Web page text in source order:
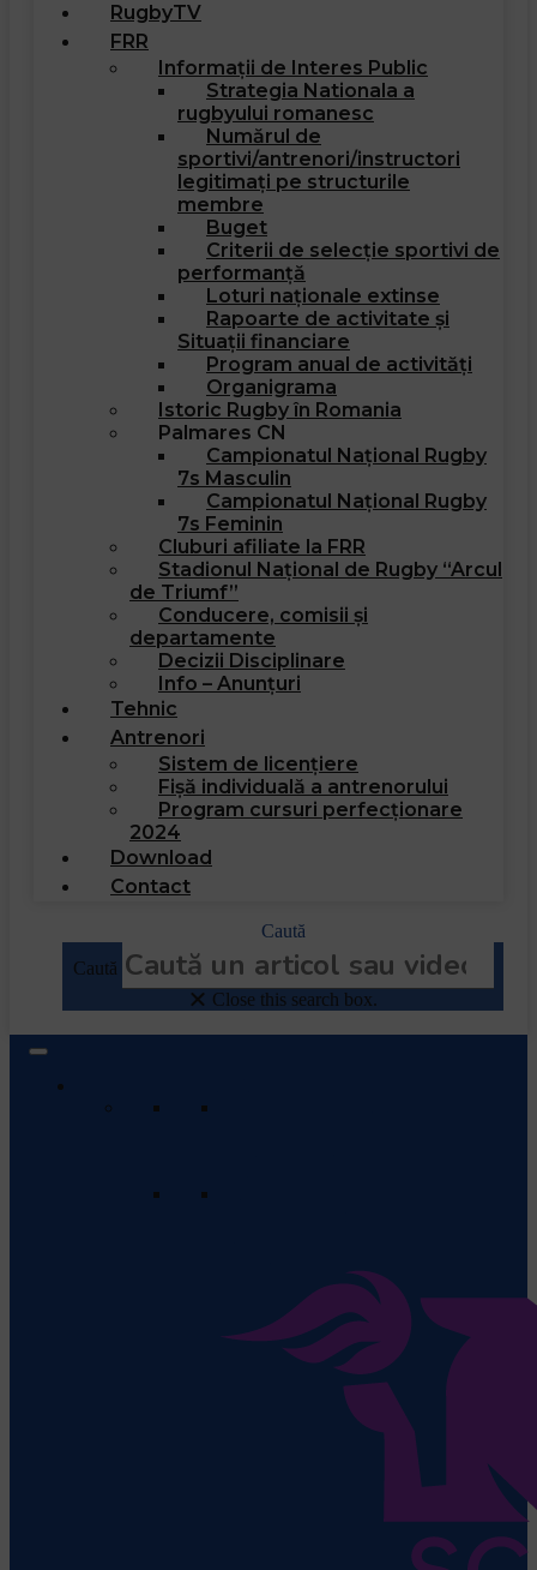
RugbyTV
FRR
Informații de Interes Public
Strategia Nationala a
rugbyului romanesc
Numărul de
sportivi/antrenori/instructori
legitimați pe structurile
membre
Buget
Criterii de selecție sportivi de
performanță
Loturi naționale extinse
Rapoarte de activitate și
Situații financiare
Program anual de activități
Organigrama
Istoric Rugby în Romania
Palmares CN
Campionatul Național Rugby
7s Masculin
Campionatul Național Rugby
7s Feminin
Cluburi afiliate la FRR
Stadionul Național de Rugby “Arcul
de Triumf”
Conducere, comisii și
departamente
Decizii Disciplinare
Info – Anunțuri
Tehnic
Antrenori
Sistem de licențiere
Fișă individuală a antrenorului
Program cursuri perfecționare
2024
Download
Contact
Caută
Caută
Close this search box.